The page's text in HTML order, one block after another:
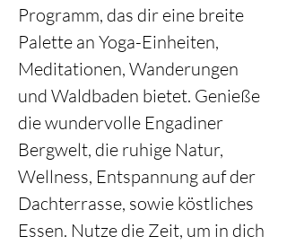
Programm, das dir eine breite
Palette an Yoga-Einheiten,
Meditationen, Wanderungen
und Waldbaden bietet. Genieße
die wundervolle Engadiner
Bergwelt, die ruhige Natur,
Wellness, Entspannung auf der
Dachterrasse, sowie köstliches
Essen. Nutze die Zeit, um in dich